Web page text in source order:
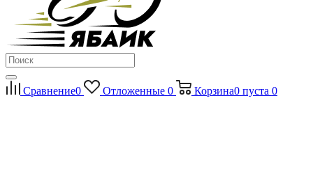
Сравнение0 Отложенные 0 Корзина0 пуста 0